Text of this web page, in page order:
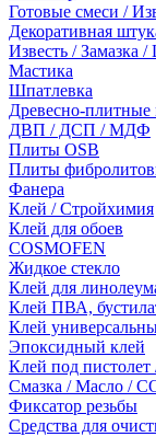
Готовые смеси /
Декоративная
Известь / Замазка
Мастика
Шпатлевка
Древесно-плитные
ДВП / ДСП / МДФ
Плиты OSB
Плиты
Фанера
Клей / Стройхимия
Клей для обоев
COSMOFEN
Жидкое стекло
Клей для
Клей ПВА,
Клей
Эпоксидный клей
Клей под
Смазка / Масло /
Фиксатор резьбы
Средства для